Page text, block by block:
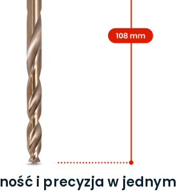
i precyzja w jednym